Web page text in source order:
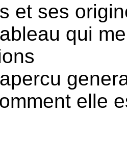
et ses
qui
elle